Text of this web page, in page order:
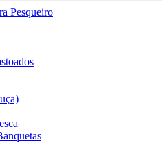
Pesqueiro